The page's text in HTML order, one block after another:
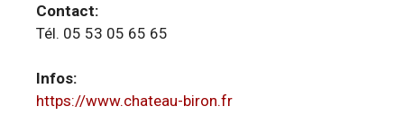
Contact:
Tél. 05 53 05 65 65
Infos:
https://www.chateau-biron.fr